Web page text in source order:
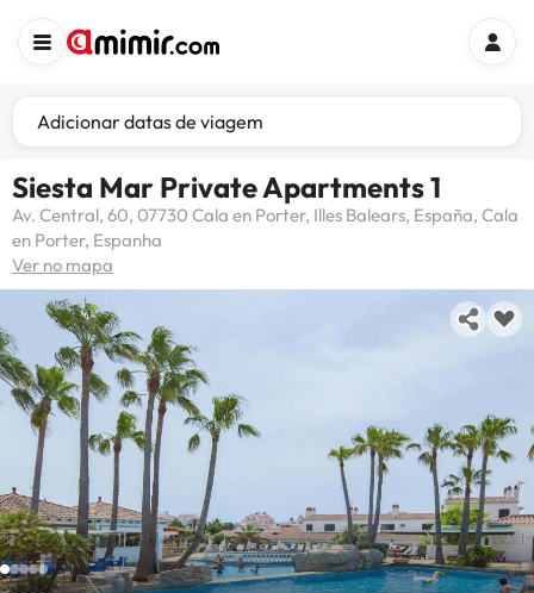
Adicionar datas de viagem
Siesta Mar Private Apartments 1
Av. Central, 60, 07730 Cala en Porter, Illes Balears, España, Cala
en Porter, Espanha
Ver no mapa